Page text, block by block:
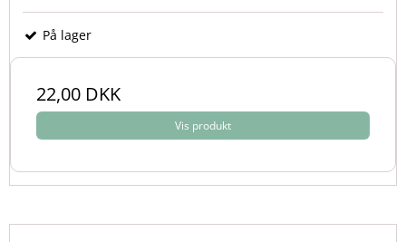
På lager
22,00 DKK
Vis produkt